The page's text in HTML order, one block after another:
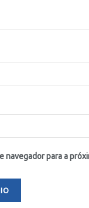
navegador para a